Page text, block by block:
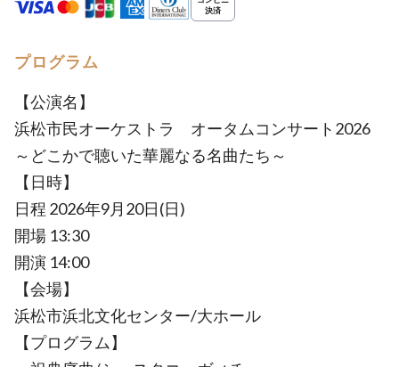
プログラム
【公演名】
浜松市民オーケストラ オータムコンサート2026
～どこかで聴いた華麗なる名曲たち～
【日時】
日程 2026年9月20日(日)
開場 13:30
開演 14:00
【会場】
浜松市浜北文化センター/大ホール
【プログラム】